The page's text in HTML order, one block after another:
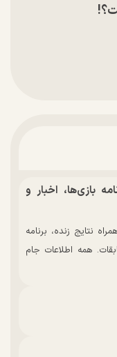
| نتایج، برنامه بازی‌ها، اخبار و
کامل جام جهانی 2026 به همراه نتایج زنده، برنامه
همه اطلاعات جام